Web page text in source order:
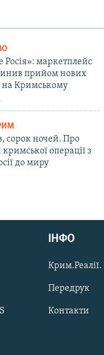
Росія»: маркетплейс
прийом нових
на Кримському
сорок ночей. Про
кримської операції з
до миру
ІНФО
Передрук
Контакти